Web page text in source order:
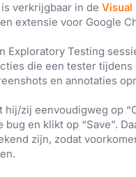
is verkrijgbaar in de Visual
extensie voor Google
Exploratory Testing
die een tester
en annotaties
zij eenvoudigweg op
en klikt op “Save”.
zijn, zodat